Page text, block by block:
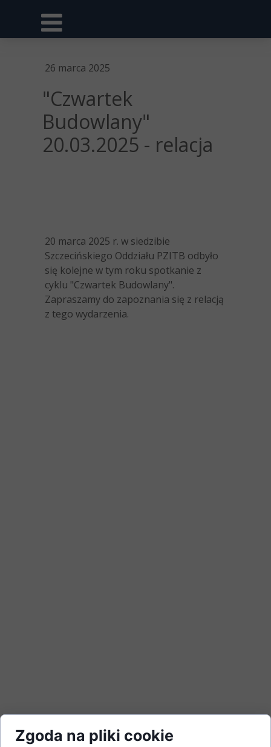
26 marca 2025
"Czwartek
Budowlany"
20.03.2025 - relacja
20 marca 2025 r. w siedzibie
Szczecińskiego Oddziału PZITB odbyło
się kolejne w tym roku spotkanie z
cyklu "Czwartek Budowlany".
Zapraszamy do zapoznania się z relacją
z tego wydarzenia.
Zgoda na pliki cookie